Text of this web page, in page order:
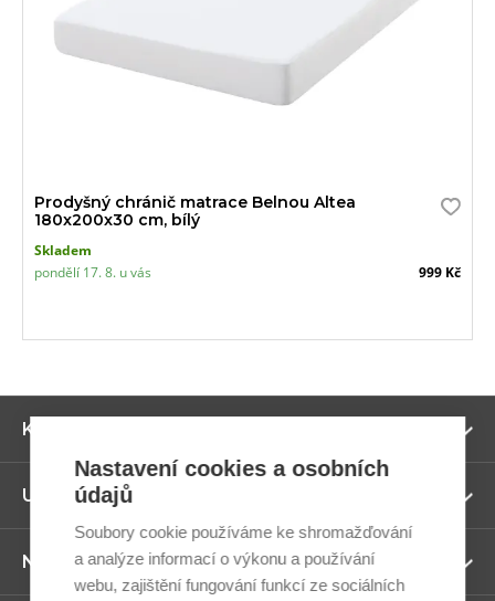
Prodyšný chránič matrace Belnou Altea
180x200x30 cm, bílý
Skladem
pondělí 17. 8. u vás
999 Kč
Kategorie
Užitečné odkazy
Newsletter
Nastavení cookies a osobních
údajů
Soubory cookie používáme ke shromažďování
a analýze informací o výkonu a používání
webu, zajištění fungování funkcí ze sociálních